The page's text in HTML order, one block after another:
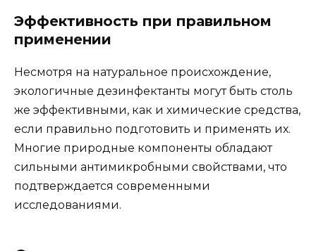
Эффективность при правильном
применении
Несмотря на натуральное происхождение,
экологичные дезинфектанты могут быть столь
же эффективными, как и химические средства,
если правильно подготовить и применять их.
Многие природные компоненты обладают
сильными антимикробными свойствами, что
подтверждается современными
исследованиями.